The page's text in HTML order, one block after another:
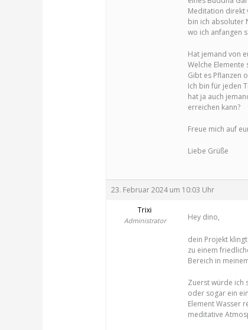
Meditation direkt
bin ich absoluter
wo ich anfangen
Hat jemand von
Welche
Gibt es Pflanzen
Ich bin für jeden
hat ja auch
erreichen kann?
Freue mich auf
Liebe Grüße
23. Februar 2024 um 10:03 Uhr
Trixi
Administrator Hey dino,
dein Projekt
zu einem
Bereich in
Zuerst würde ich
oder sogar ein
Element Wasser
meditative